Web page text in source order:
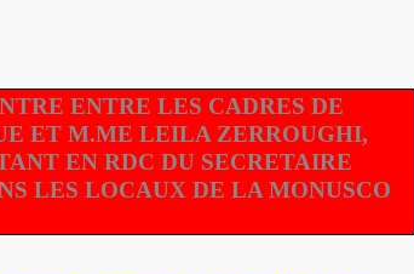
ENTRE LES CADRES DE
ET M.ME LEILA ZERROUGHI,
EN RDC DU SECRETAIRE
LES LOCAUX DE LA MONUSCO